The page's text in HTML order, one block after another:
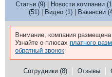
Статьи (9)| Новости компании
(51)| Видео (1)| Вакансии
Внимание, компания размещена
Узнайте о плюсах платного
обратный звонок
Сотрудники (8) Отзывы